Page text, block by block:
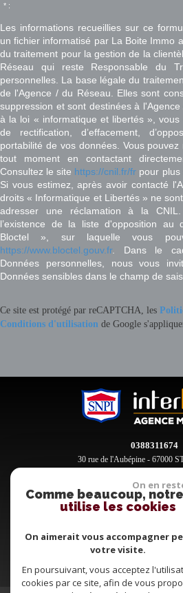
* :
Les informations recueillies sur ce
un fichier informatisé par La Boite Immo
du traitement pour la gestion de la
Réseau qui reste Responsable du
personnelles. La base légale du
de l'Agence / du Réseau. Elles sont
suppression et sont destinées à
à la loi « informatique et libertés », vous
de rectification, d’effacement,
portabilité de vos données. Vous
tout moment en contactant
Consultez le site https://cnil.fr/fr pour plus
Si vous estimez, après avoir contacté
droits « Informatique et Libertés » ne
adresser une réclamation à la
l’existence de la liste d'opposition au
Bloctel », sur laquelle vous
https://www.bloctel.gouv.fr. Dans le
Données personnelles, nous vous
Données sensibles dans le champ de
Ce site est protégé par reCAPTCHA, les
Conditions d'utilisation de Google
0388311674
30 rue de l'Aubépine - 67000
Espace
On en
Comme beaucoup,
utilise les cookies
On aimerait vous accompagner
votre visite.
En poursuivant, vous acceptez
cookies par ce site, afin de vous